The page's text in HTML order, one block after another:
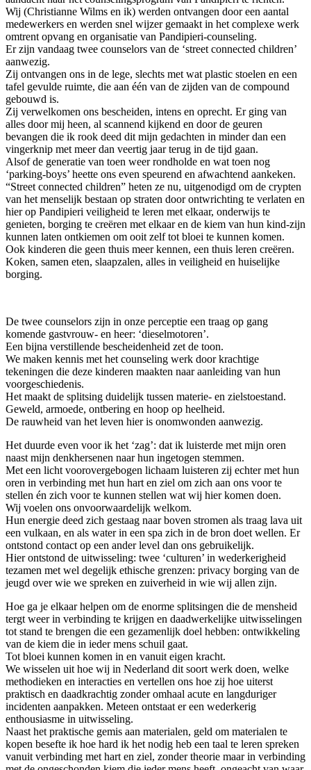
Wij (Christianne Wilms en ik) werden ontvangen door een aantal
medewerkers en werden snel wijzer gemaakt in het complexe werk
omtrent opvang en organisatie van Pandipieri-counseling.
Er zijn vandaag twee counselors van de ‘street connected children’
aanwezig.
Zij ontvangen ons in de lege, slechts met wat plastic stoelen en een
tafel gevulde ruimte, die aan één van de zijden van de compound
gebouwd is.
Zij verwelkomen ons bescheiden, intens en oprecht. Er ging van
alles door mij heen, al scannend kijkend en door de geuren
bevangen die ik rook deed dit mijn gedachten in minder dan een
vingerknip met meer dan veertig jaar terug in de tijd gaan.
Alsof de generatie van toen weer rondholde en wat toen nog
‘parking-boys’ heette ons even speurend en afwachtend aankeken.
“Street connected children” heten ze nu, uitgenodigd om de crypten
van het menselijk bestaan op straten door ontwrichting te verlaten en
hier op Pandipieri veiligheid te leren met elkaar, onderwijs te
genieten, borging te creëren met elkaar en de kiem van hun kind-zijn
kunnen laten ontkiemen om ooit zelf tot bloei te kunnen komen.
Ook kinderen die geen thuis meer kennen, een thuis leren creëren.
Koken, samen eten, slaapzalen, alles in veiligheid en huiselijke
borging.
De twee counselors zijn in onze perceptie een traag op gang
komende gastvrouw- en heer: ‘dieselmotoren’.
Een bijna verstillende bescheidenheid zet de toon.
We maken kennis met het counseling werk door krachtige
tekeningen die deze kinderen maakten naar aanleiding van hun
voorgeschiedenis.
Het maakt de splitsing duidelijk tussen materie- en zielstoestand.
Geweld, armoede, ontbering en hoop op heelheid.
De rauwheid van het leven hier is onomwonden aanwezig.
Het duurde even voor ik het ‘zag’: dat ik luisterde met mijn oren
naast mijn denkhersenen naar hun ingetogen stemmen.
Met een licht voorovergebogen lichaam luisteren zij echter met hun
oren in verbinding met hun hart en ziel om zich aan ons voor te
stellen én zich voor te kunnen stellen wat wij hier komen doen.
Wij voelen ons onvoorwaardelijk welkom.
Hun energie deed zich gestaag naar boven stromen als traag lava uit
een vulkaan, en als water in een spa zich in de bron doet wellen. Er
ontstond contact op een ander level dan ons gebruikelijk.
Hier ontstond de uitwisseling: twee ‘culturen’ in wederkerigheid
tezamen met wel degelijk ethische grenzen: privacy borging van de
jeugd over wie we spreken en zuiverheid in wie wij allen zijn.
Hoe ga je elkaar helpen om de enorme splitsingen die de mensheid
tergt weer in verbinding te krijgen en daadwerkelijke uitwisselingen
tot stand te brengen die een gezamenlijk doel hebben: ontwikkeling
van de kiem die in ieder mens schuil gaat.
Tot bloei kunnen komen in en vanuit eigen kracht.
We wisselen uit hoe wij in Nederland dit soort werk doen, welke
methodieken en interacties en vertellen ons hoe zij hoe uiterst
praktisch en daadkrachtig zonder omhaal acute en langduriger
incidenten aanpakken. Meteen ontstaat er een wederkerig
enthousiasme in uitwisseling.
Naast het praktische gemis aan materialen, geld om materialen te
kopen besefte ik hoe hard ik het nodig heb een taal te leren spreken
vanuit verbinding met hart en ziel, zonder theorie maar in verbinding